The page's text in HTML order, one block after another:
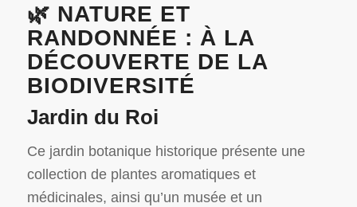
🌿 NATURE ET
RANDONNÉE : À LA
DÉCOUVERTE DE LA
BIODIVERSITÉ
Jardin du Roi
Ce jardin botanique historique présente une
collection de plantes aromatiques et
médicinales, ainsi qu’un musée et un